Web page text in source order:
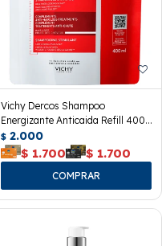
Vichy Dercos Shampoo
Energizante Anticaida Refill 400
Ml.
$ 2.000
$ 1.700 $ 1.700